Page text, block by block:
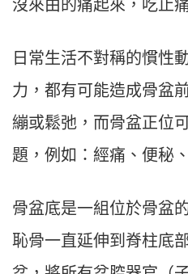
沒來由的痛起來，吃止
日常生活不對稱的慣性
力，都有可能造成骨盆
繃或鬆弛，而骨盆正位
題，例如：經痛、便秘
骨盆底是一組位於骨盆
恥骨一直延伸到脊柱底